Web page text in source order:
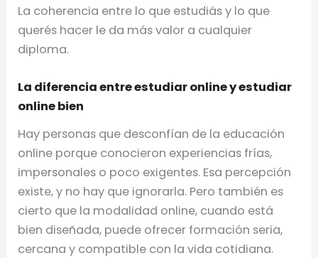
La coherencia entre lo que estudiás y lo que
querés hacer le da más valor a cualquier
diploma.
La diferencia entre estudiar online y estudiar
online bien
Hay personas que desconfían de la educación
online porque conocieron experiencias frías,
impersonales o poco exigentes. Esa percepción
existe, y no hay que ignorarla. Pero también es
cierto que la modalidad online, cuando está
bien diseñada, puede ofrecer formación seria,
cercana y compatible con la vida cotidiana.